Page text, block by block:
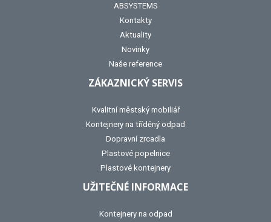
ABSYSTEMS
Kontakty
Aktuality
Novinky
Naše reference
ZÁKAZNICKÝ SERVIS
Kvalitní městský mobiliář
Kontejnery na tříděný odpad
Dopravní zrcadla
Plastové popelnice
Plastové kontejnery
UŽITEČNÉ INFORMACE
Kontejnery na odpad